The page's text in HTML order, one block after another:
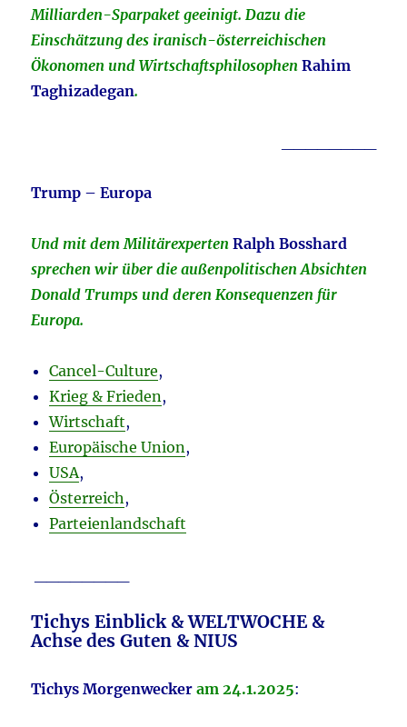
Milliarden-Sparpaket geeinigt. Dazu die
Einschätzung des iranisch-österreichischen
Ökonomen und WirtschaftsphilosophenRahim
Taghizadegan.
Trump – Europa
Und mit dem MilitärexpertenRalph Bosshard
sprechen wir über die außenpolitischen Absichten
Donald Trumps und deren Konsequenzen für
Europa.
Cancel-Culture,
Krieg & Frieden,
Wirtschaft,
Europäische Union,
USA,
Österreich,
Parteienlandschaft
Tichys Einblick & WELTWOCHE &
Achse des Guten & NIUS
Tichys Morgenwecker am 24.1.2025: